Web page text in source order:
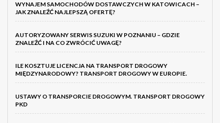
WYNAJEM SAMOCHODÓW DOSTAWCZYCH W KATOWICACH –
JAK ZNALEŹĆ NAJLEPSZĄ OFERTĘ?
AUTORYZOWANY SERWIS SUZUKI W POZNANIU – GDZIE
ZNALEŹĆ I NA CO ZWRÓCIĆ UWAGĘ?
ILE KOSZTUJE LICENCJA NA TRANSPORT DROGOWY
MIĘDZYNARODOWY? TRANSPORT DROGOWY W EUROPIE.
USTAWY O TRANSPORCIE DROGOWYM. TRANSPORT DROGOWY
PKD